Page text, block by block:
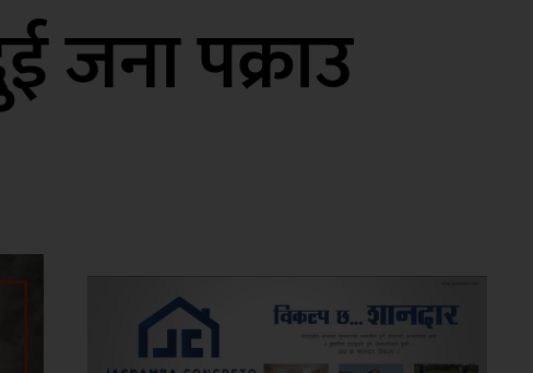
जना पक्राउ